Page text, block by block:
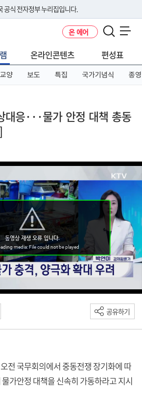
공식 전자정부 누리집입니다.
기
다른 도메인 주소를 사용하고 있다면 아래 URL에
보세요
온 에어
온라인콘텐츠 편성표
양 보도 특집 국가기념식 종영
대응···물가 안정 대책 총동
공유하기
전 국무회의에서 중동전쟁 장기화에 따
가안정 대책을 신속히 가동하라고 지시